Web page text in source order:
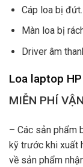
Cáp loa bị đứt.
Màn loa bị
Driver âm
Loa laptop
MIỄN PHÍ
– Các sản phẩm
kỹ trước khi xuất
về sản phẩm